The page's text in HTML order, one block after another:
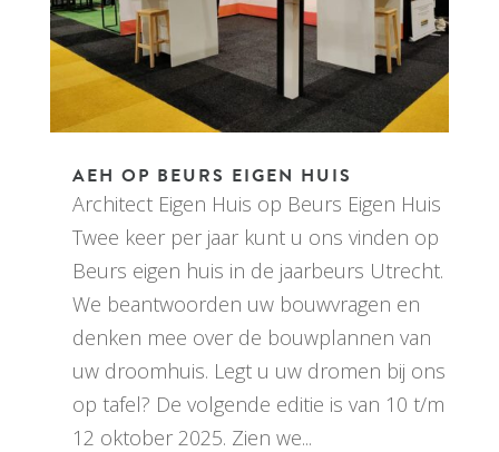
AEH OP BEURS EIGEN HUIS
Architect Eigen Huis op Beurs Eigen Huis
Twee keer per jaar kunt u ons vinden op
Beurs eigen huis in de jaarbeurs Utrecht.
We beantwoorden uw bouwvragen en
denken mee over de bouwplannen van
uw droomhuis. Legt u uw dromen bij ons
op tafel? De volgende editie is van 10 t/m
12 oktober 2025. Zien we...